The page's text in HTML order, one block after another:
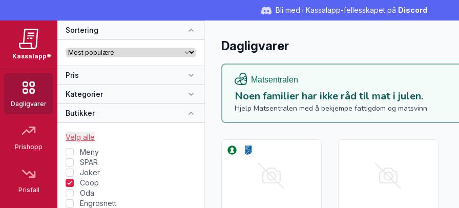
Bli med i Kassalapp-fellesskapet på Discord
Kassalapp®
Dagligvarer
Prishopp
Prisfall
Sortering
Pris
Kategorier
Butikker
Velg alle
Meny
SPAR
Joker
Coop
Oda
Engrosnett
Dagligvarer
Noen familier har ikke råd til mat i julen.
Hjelp Matsentralen med å bekjempe fattigdom og matsvinn.
Vis flere detaljer for produktet "Coop Tunfisk i Gele 175g"